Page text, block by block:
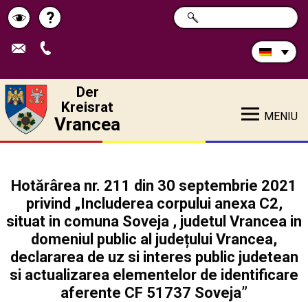
Schimbă
contrastul
Pagina
de
?
Durchsuchen
Sie
SUCHE
Der
Kreisrat
Vrancea MENIU
Hotărârea nr. 211 din 30 septembrie 2021
privind „Includerea corpului anexa C2,
situat in comuna Soveja , judetul Vrancea in
domeniul public al județului Vrancea,
declararea de uz si interes public judetean
si actualizarea elementelor de identificare
aferente CF 51737 Soveja”